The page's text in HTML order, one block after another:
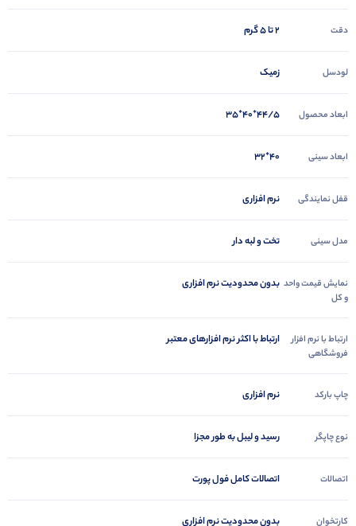
دقت 2 تا 5 گرم
لودسل زمیک
ابعاد محصول 44/5*40*35
ابعاد سینی 40*32
قفل نمایندگی نرم افزاری
مدل سینی تخت و لبه دار
نمایش قیمت واحد
و کل
بدون محدودیت نرم افزاری
ارتباط با نرم افزار
فروشگاهی
ارتباط با اکثر نرم افزارهای معتبر
چاپ بارکد نرم افزاری
نوع چاپگر رسید و لیبل به طور مجزا
اتصالات اتصالات کامل فول پورت
کارتخوان بدون محدودیت نرم افزاری